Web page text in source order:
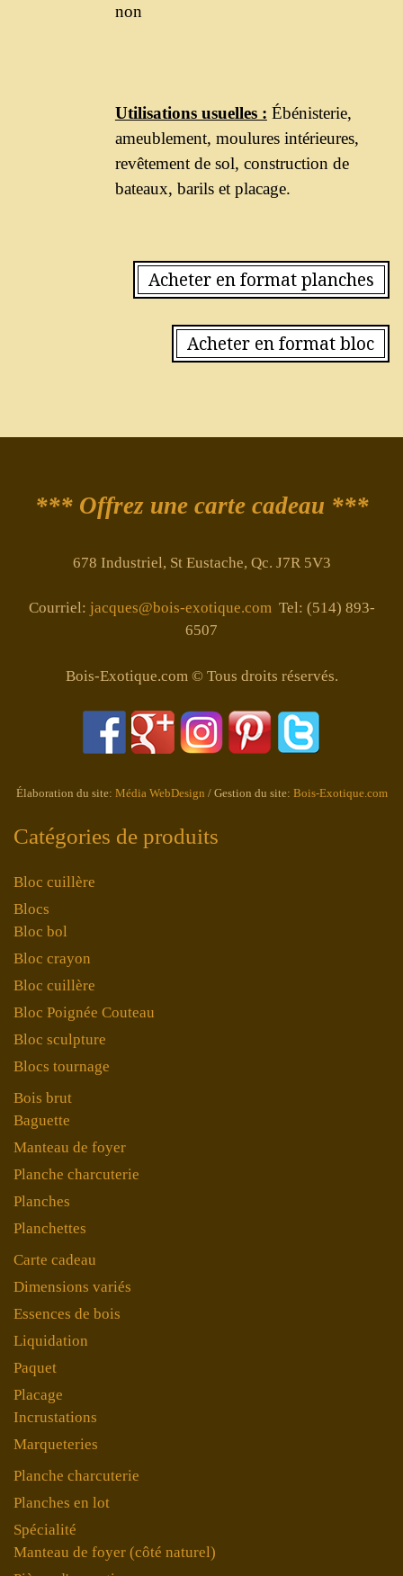
non
Utilisations usuelles : Ébénisterie,
ameublement, moulures intérieures,
revêtement de sol, construction de
bateaux, barils et placage.
Acheter en format planches
Acheter en format bloc
*** Offrez une carte cadeau ***
678 Industriel, St Eustache, Qc. J7R 5V3
Courriel: jacques@bois-exotique.comTel: (514) 893-
6507
Bois-Exotique.com © Tous droits réservés.
Élaboration du site: Média WebDesign / Gestion du site: Bois-Exotique.com
Catégories de produits
Bloc cuillère
Blocs
Bloc bol
Bloc crayon
Bloc cuillère
Bloc Poignée Couteau
Bloc sculpture
Blocs tournage
Bois brut
Baguette
Manteau de foyer
Planche charcuterie
Planches
Planchettes
Carte cadeau
Dimensions variés
Essences de bois
Liquidation
Paquet
Placage
Incrustations
Marqueteries
Planche charcuterie
Planches en lot
Spécialité
Manteau de foyer (côté naturel)